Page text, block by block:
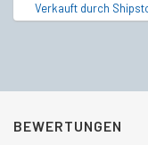
Verkauft durch
BEWERTUNGEN